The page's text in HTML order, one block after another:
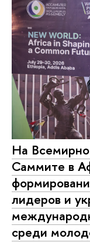
На
Саммите в
лидеров и
среди